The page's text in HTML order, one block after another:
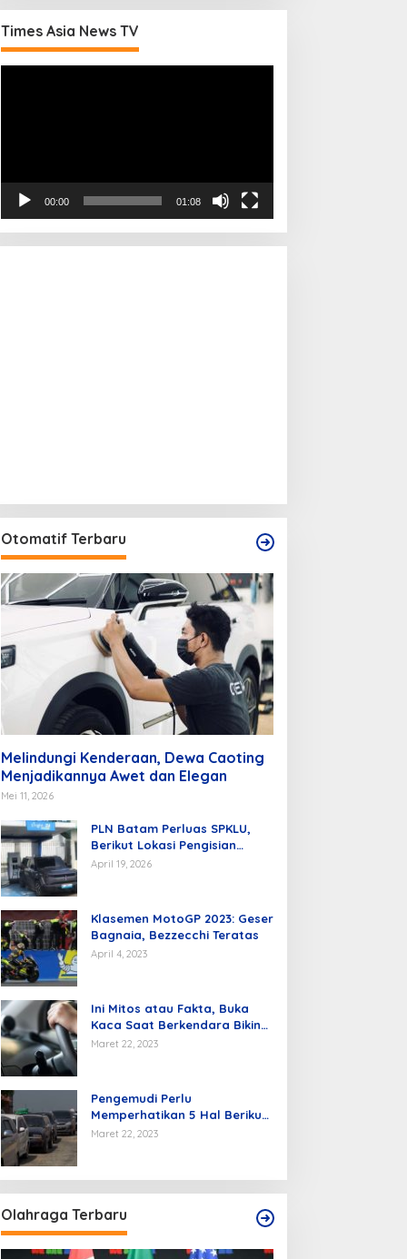
Times Asia News TV
00:00 01:08
Otomatif Terbaru
Melindungi Kenderaan, Dewa Caoting
Menjadikannya Awet dan Elegan
Mei 11, 2026
PLN Batam Perluas SPKLU,
Berikut Lokasi Pengisian
Kendaraan Listrik di Batam
April 19, 2026
Klasemen MotoGP 2023: Geser
Bagnaia, Bezzecchi Teratas
April 4, 2023
Ini Mitos atau Fakta, Buka
Kaca Saat Berkendara Bikin
Mobil Hemat BBM
Maret 22, 2023
Pengemudi Perlu
Memperhatikan 5 Hal Berikut
Agar Hemat BBM.
Maret 22, 2023
Olahraga Terbaru